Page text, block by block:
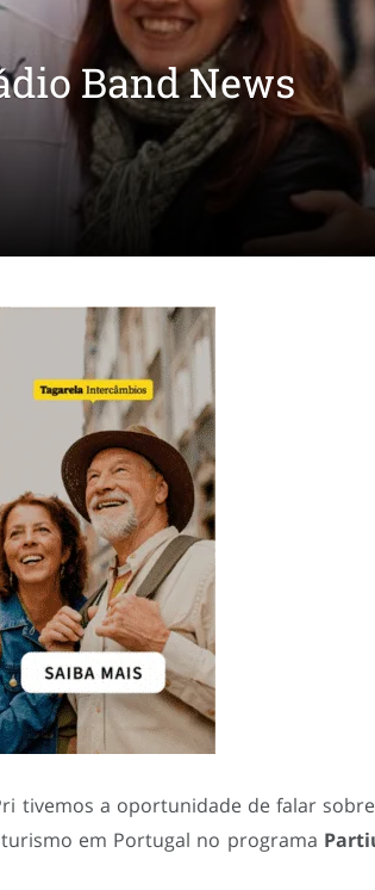
Band News
tivemos a oportunidade de falar
em Portugal no programa